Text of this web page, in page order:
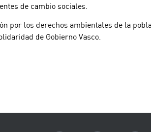
de cambio sociales.
por los derechos ambientales de la
de Gobierno Vasco.